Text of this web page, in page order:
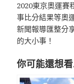
2020東京奧運賽
事比分結果等奧
新聞報導匯整分
的大小事！
你可能還想